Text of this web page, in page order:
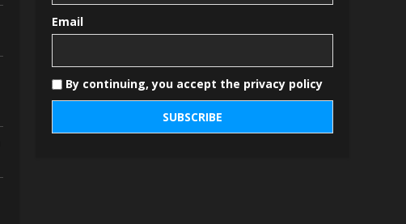
Email
By continuing, you accept the privacy policy